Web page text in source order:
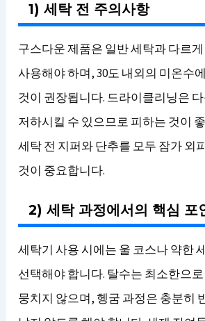
1) 세탁 전 주의사항
구스다운 제품은 일반 세탁과 다르
사용해야 하며, 30도 내외의 미온수
것이 권장됩니다. 드라이클리닝은
저하시킬 수 있으므로 피하는 것이
세탁 전 지퍼와 단추를 모두 잠가 외
것이 중요합니다.
2) 세탁 과정에서의 핵심 포
세탁기 사용 시에는 울 코스나 약한
선택해야 합니다. 탈수는 최소한으
뭉치지 않으며, 헹굼 과정은 충분히